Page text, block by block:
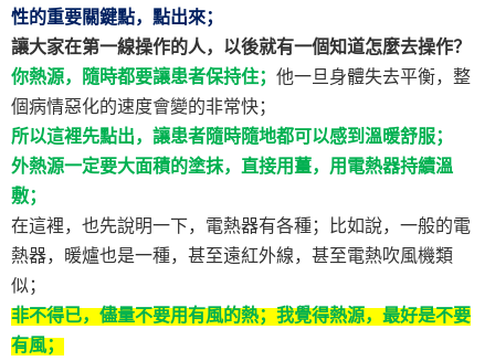
性的重要關鍵點，點出來；
讓大家在第一線操作的人，以後就有一個知道怎麼去操作？
你熱源，隨時都要讓患者保持住； 他一旦身體失去平衡，整
個病情惡化的速度會變的非常快；
所以這裡先點出，讓患者隨時隨地都可以感到溫暖舒服；
外熱源一定要大面積的塗抹，直接用薑，用電熱器持續溫
敷；
在這裡，也先說明一下，電熱器有各種；比如說，一般的電
熱器，暖爐也是一種，甚至遠紅外線，甚至電熱吹風機類
似；
非不得已，儘量不要用有風的熱；我覺得熱源，最好是不要
有風；